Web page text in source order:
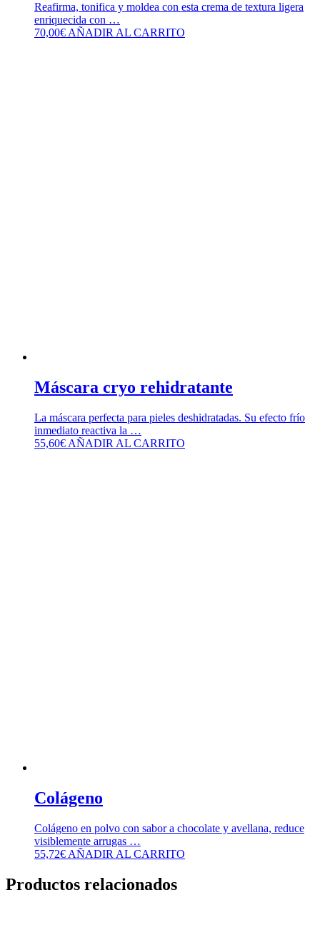
Reafirma, tonifica y moldea con esta crema de textura ligera
enriquecida con …
70,00€AÑADIR AL CARRITO
Máscara cryo rehidratante
La máscara perfecta para pieles deshidratadas. Su efecto frío
inmediato reactiva la …
55,60€ AÑADIR AL CARRITO
Colágeno
Colágeno en polvo con sabor a chocolate y avellana, reduce
visiblemente arrugas …
55,72€ AÑADIR AL CARRITO
Productos relacionados